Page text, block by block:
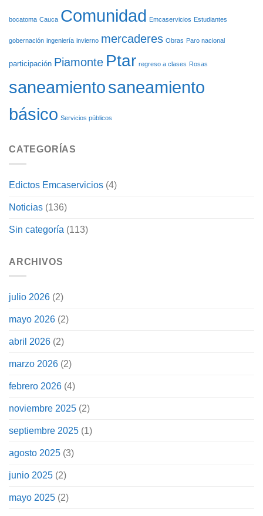
bocatoma Cauca Comunidad Emcaservicios Estudiantes
gobernación ingeniería invierno mercaderes Obras Paro nacional
participación Piamonte Ptar regreso a clases Rosas
saneamientosaneamiento
básico Servicios públicos
CATEGORÍAS
Edictos Emcaservicios (4)
Noticias (136)
Sin categoría (113)
ARCHIVOS
julio 2026 (2)
mayo 2026 (2)
abril 2026 (2)
marzo 2026 (2)
febrero 2026 (4)
noviembre 2025 (2)
septiembre 2025 (1)
agosto 2025 (3)
junio 2025 (2)
mayo 2025 (2)